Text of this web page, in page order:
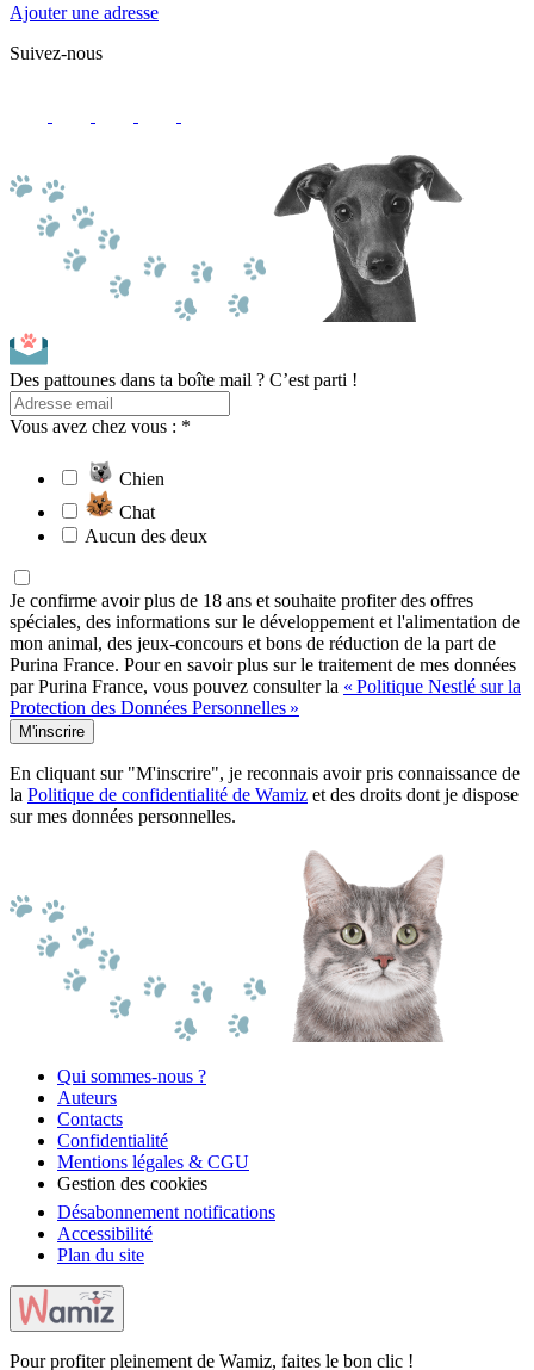
Ajouter une adresse
Suivez-nous
Des pattounes dans ta boîte mail ? C’est parti !
Vous avez chez vous : *
Chien
Chat
Aucun des deux
Je confirme avoir plus de 18 ans et souhaite profiter des offres
spéciales, des informations sur le développement et l'alimentation de
mon animal, des jeux-concours et bons de réduction de la part de
Purina France. Pour en savoir plus sur le traitement de mes données
par Purina France, vous pouvez consulter la « Politique Nestlé sur la
Protection des Données Personnelles »
M'inscrire
En cliquant sur "M'inscrire", je reconnais avoir pris connaissance de
la Politique de confidentialité de Wamiz et des droits dont je dispose
sur mes données personnelles.
Qui sommes-nous ?
Auteurs
Contacts
Confidentialité
Mentions légales & CGU
Gestion des cookies
Désabonnement notifications
Accessibilité
Plan du site
Pour profiter pleinement de Wamiz, faites le bon clic !